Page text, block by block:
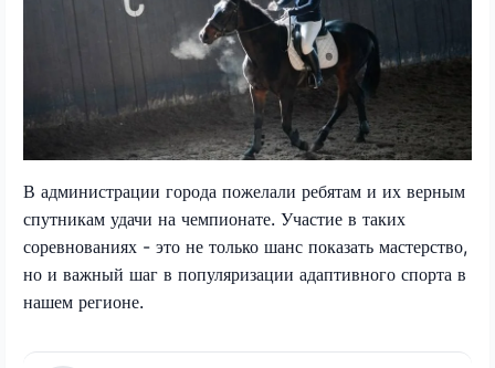
В администрации города пожелали ребятам и их верным
спутникам удачи на чемпионате. Участие в таких
соревнованиях - это не только шанс показать мастерство,
но и важный шаг в популяризации адаптивного спорта в
нашем регионе.